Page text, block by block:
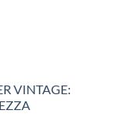
VINTAGE: